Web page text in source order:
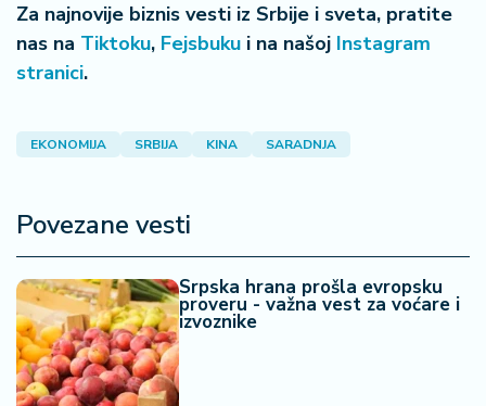
Za najnovije biznis vesti iz Srbije i sveta, pratite
nas na Tiktoku, Fejsbuku i na našoj Instagram
stranici.
EKONOMIJA SRBIJA KINA SARADNJA
Povezane vesti
Srpska hrana prošla evropsku
proveru - važna vest za voćare i
izvoznike